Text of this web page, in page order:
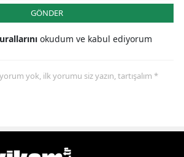
GÖNDER
okudum ve kabul ediyorum
yok, ilk yorumu siz yazın, tartışalım *